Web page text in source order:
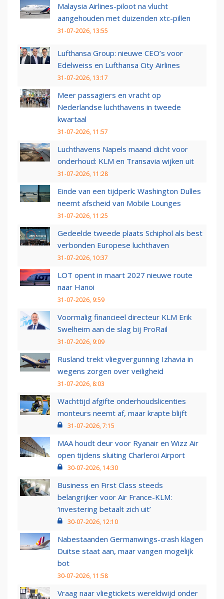
Malaysia Airlines-piloot na vlucht
aangehouden met duizenden xtc-pillen
31-07-2026, 13:55
Lufthansa Group: nieuwe CEO’s voor
Edelweiss en Lufthansa City Airlines
31-07-2026, 13:17
Meer passagiers en vracht op
Nederlandse luchthavens in tweede
kwartaal
31-07-2026, 11:57
Luchthavens Napels maand dicht voor
onderhoud: KLM en Transavia wijken uit
31-07-2026, 11:28
Einde van een tijdperk: Washington Dulles
neemt afscheid van Mobile Lounges
31-07-2026, 11:25
Gedeelde tweede plaats Schiphol als best
verbonden Europese luchthaven
31-07-2026, 10:37
LOT opent in maart 2027 nieuwe route
naar Hanoi
31-07-2026, 9:59
Voormalig financieel directeur KLM Erik
Swelheim aan de slag bij ProRail
31-07-2026, 9:09
Rusland trekt vliegvergunning Izhavia in
wegens zorgen over veiligheid
31-07-2026, 8:03
Wachttijd afgifte onderhoudslicenties
monteurs neemt af, maar krapte blijft
31-07-2026, 7:15
MAA houdt deur voor Ryanair en Wizz Air
open tijdens sluiting Charleroi Airport
30-07-2026, 14:30
Business en First Class steeds
belangrijker voor Air France-KLM:
‘investering betaalt zich uit’
30-07-2026, 12:10
Nabestaanden Germanwings-crash klagen
Duitse staat aan, maar vangen mogelijk
bot
30-07-2026, 11:58
Vraag naar vliegtickets wereldwijd onder